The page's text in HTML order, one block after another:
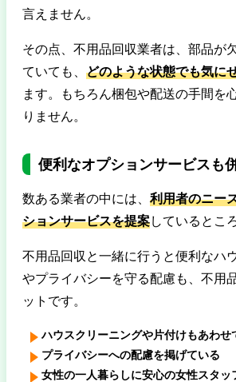
言えません。
その点、不用品回収業者は、部品が
ていても、 どのような状態でも気に
ます。もちろん梱包や配送の手間を
りません。
便利なオプションサービスも
数ある業者の中には、 利用者のニー
ションサービスを提案しているとこ
不用品回収と一緒に行うと便利なハ
やプライバシーを守る配慮も、不用
ットです。
ハウスクリーニングや片付けもあわせ
プライバシーへの配慮を掲げている
女性の一人暮らしに安心の女性スタ